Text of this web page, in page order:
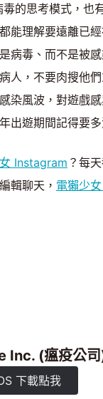
的思考模式，也
能理解要遠離已
病毒、而不是被
人，不要肉搜他
染風波，對遊戲
出遊期間記得要多
Instagram ？每
輯聊天， 電獺少
Inc. (瘟疫公
下載點我